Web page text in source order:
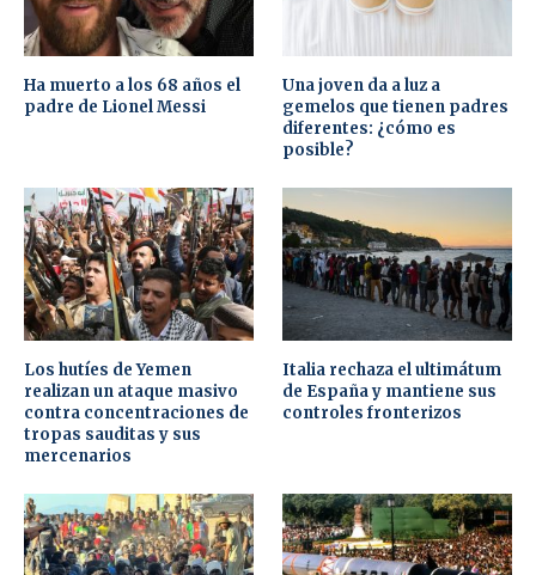
Ha muerto a los 68 años el
padre de Lionel Messi
Una joven da a luz a
gemelos que tienen padres
diferentes: ¿cómo es
posible?
Los hutíes de Yemen
realizan un ataque masivo
contra concentraciones de
tropas sauditas y sus
mercenarios
Italia rechaza el ultimátum
de España y mantiene sus
controles fronterizos